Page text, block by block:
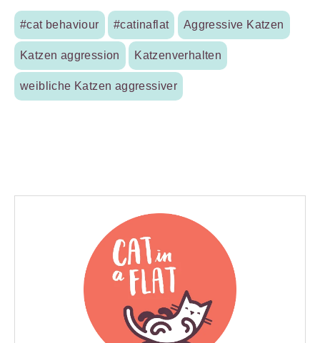
#cat behaviour #catinaflat Aggressive Katzen
Katzen aggression Katzenverhalten
weibliche Katzen aggressiver